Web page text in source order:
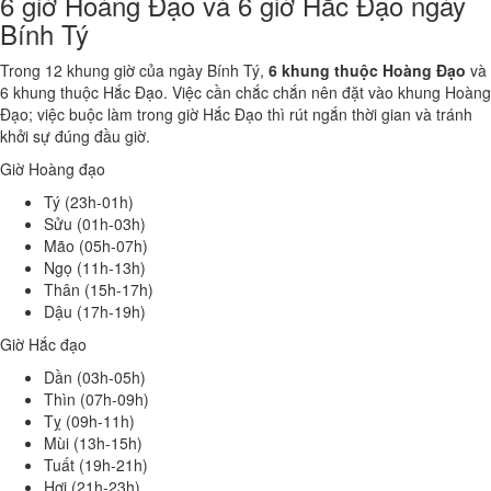
Bính Tý
Trong 12 khung giờ của ngày Bính Tý, 6 khung thuộc Hoàng Đạo và
6 khung thuộc Hắc Đạo. Việc cần chắc chắn nên đặt vào khung Hoàng
Đạo; việc buộc làm trong giờ Hắc Đạo thì rút ngắn thời gian và tránh
khởi sự đúng đầu giờ.
Giờ Hoàng đạo
Tý (23h-01h)
Sửu (01h-03h)
Mão (05h-07h)
Ngọ (11h-13h)
Thân (15h-17h)
Dậu (17h-19h)
Giờ Hắc đạo
Dần (03h-05h)
Thìn (07h-09h)
Tỵ (09h-11h)
Mùi (13h-15h)
Tuất (19h-21h)
Hợi (21h-23h)